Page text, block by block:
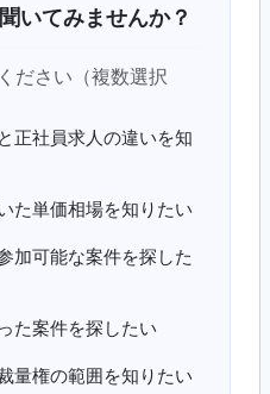
いてみませんか？
ださい（複数選択
正社員求人の違いを知
た単価相場を知りたい
加可能な案件を探した
た案件を探したい
量権の範囲を知りたい